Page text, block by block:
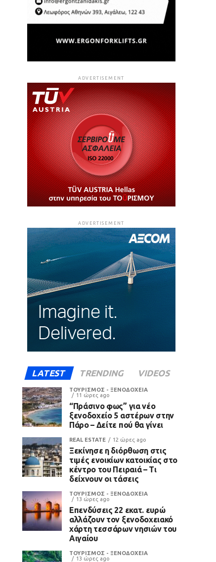
ADVERTISEMENT
ADVERTISEMENT
LATEST TRENDING VIDEOS
ΤΟΥΡΙΣΜΟΣ - ΞΕΝΟΔΟΧΕΙΑ
11 ώρες ago
“Πράσινο φως” για νέο
ξενοδοχείο 5 αστέρων στην
Πάρο – Δείτε πού θα γίνει
REAL ESTATE 12 ώρες ago
Ξεκίνησε η διόρθωση στις
τιμές ενοικίων κατοικίας στο
κέντρο του Πειραιά – Τι
δείχνουν οι τάσεις
ΤΟΥΡΙΣΜΟΣ - ΞΕΝΟΔΟΧΕΙΑ
13 ώρες ago
Επενδύσεις 22 εκατ. ευρώ
αλλάζουν τον ξενοδοχειακό
χάρτη τεσσάρων νησιών του
Αιγαίου
ΤΟΥΡΙΣΜΟΣ - ΞΕΝΟΔΟΧΕΙΑ
13 ώρες ago